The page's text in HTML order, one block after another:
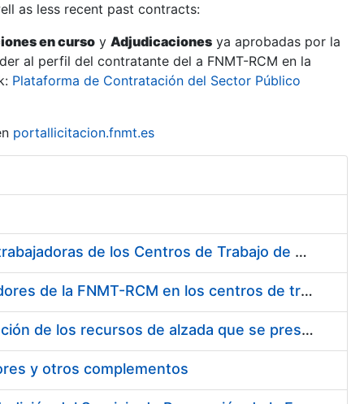
as less recent past contracts:
en curso y Adjudicaciones ya aprobadas por la
al perfil del contratante del a FNMT-RCM en la
Plataforma de Contratación del Sector Público
portallicitacion.fnmt.es
Suministro de Protectores Auditivos a medida para las personas trabajadoras de los Centros de Trabajo de Madrid y Burgos
Suministro de gafas graduadas antiproyecciones para los trabajadores de la FNMT-RCM en los centros de trabajo de Madrid y Burgos
Servicios de una empresa externa para el asesoramiento y resolución de los recursos de alzada que se presentan relacionados con procesos de selección para la FNMT-RCM
y otros complementos